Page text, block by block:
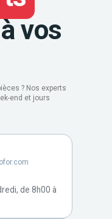
vos
? Nos experts
end et jours
de 8h00 à